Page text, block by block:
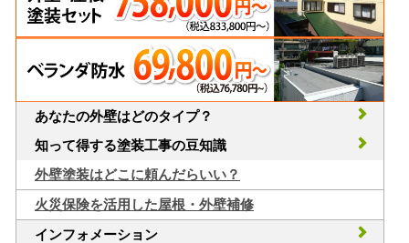
あなたの外壁はどのタイプ？
知って得する塗装工事の豆知識
外壁塗装はどこに頼んだらいい？
火災保険を活用した屋根・外壁補修
インフォメーション